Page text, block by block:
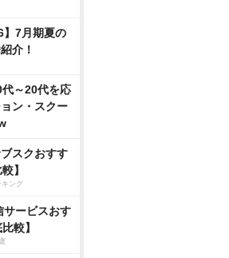
】7月期夏の
介！
～20代を応
ン・スクー
スクおすす
】
キング
サービスおす
較】